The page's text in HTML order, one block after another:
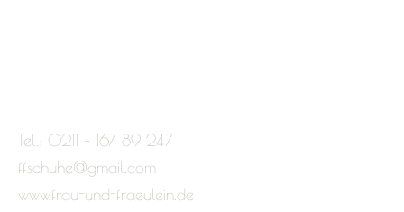
Tel.: 0211 – 167 89 247
ffschuhe@gmail.com
www.frau-und-fraeulein.de